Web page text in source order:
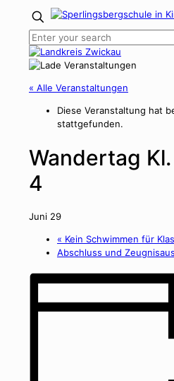
« Alle Veranstaltungen
Diese Veranstaltung hat
stattgefunden.
Wandertag
4
Juni 29
« Kein Schwimmen für
Abschluss und